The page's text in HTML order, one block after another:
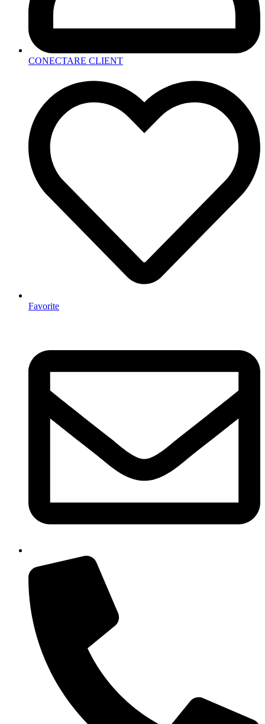
CONECTARE CLIENT
Favorite